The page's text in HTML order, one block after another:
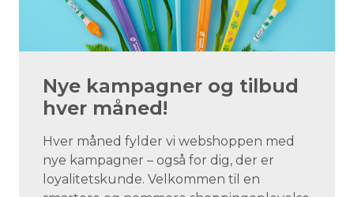
Nye kampagner og tilbud
hver måned!
Hver måned fylder vi webshoppen med
nye kampagner – også for dig, der er
loyalitetskunde. Velkommen til en